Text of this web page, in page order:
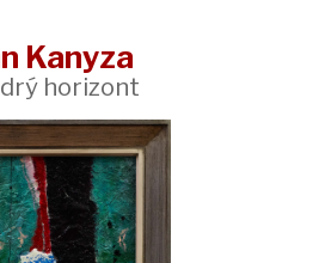
Kanyza
horizont